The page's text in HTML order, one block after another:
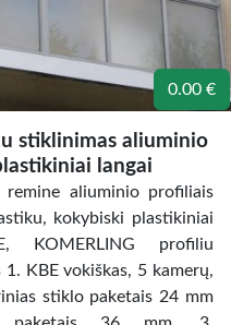
0.00 €
stiklinimas aliuminio
langai
aliuminio profiliais
kokybiski plastikiniai
KOMERLING profiliu
KBE vokiškas, 5 kamerų,
stiklo paketais 24 mm